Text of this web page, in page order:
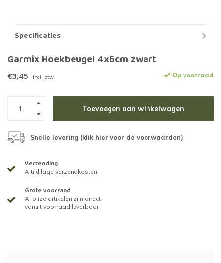
Specificaties
Garmix Hoekbeugel 4x6cm zwart
€3,45 Incl. btw Op voorraad
Toevoegen aan winkelwagen
Snelle levering (klik hier voor de voorwaarden).
Verzending
Altijd lage verzendkosten
Grote voorraad
Al onze artikelen zijn direct
vanuit voorraad leverbaar